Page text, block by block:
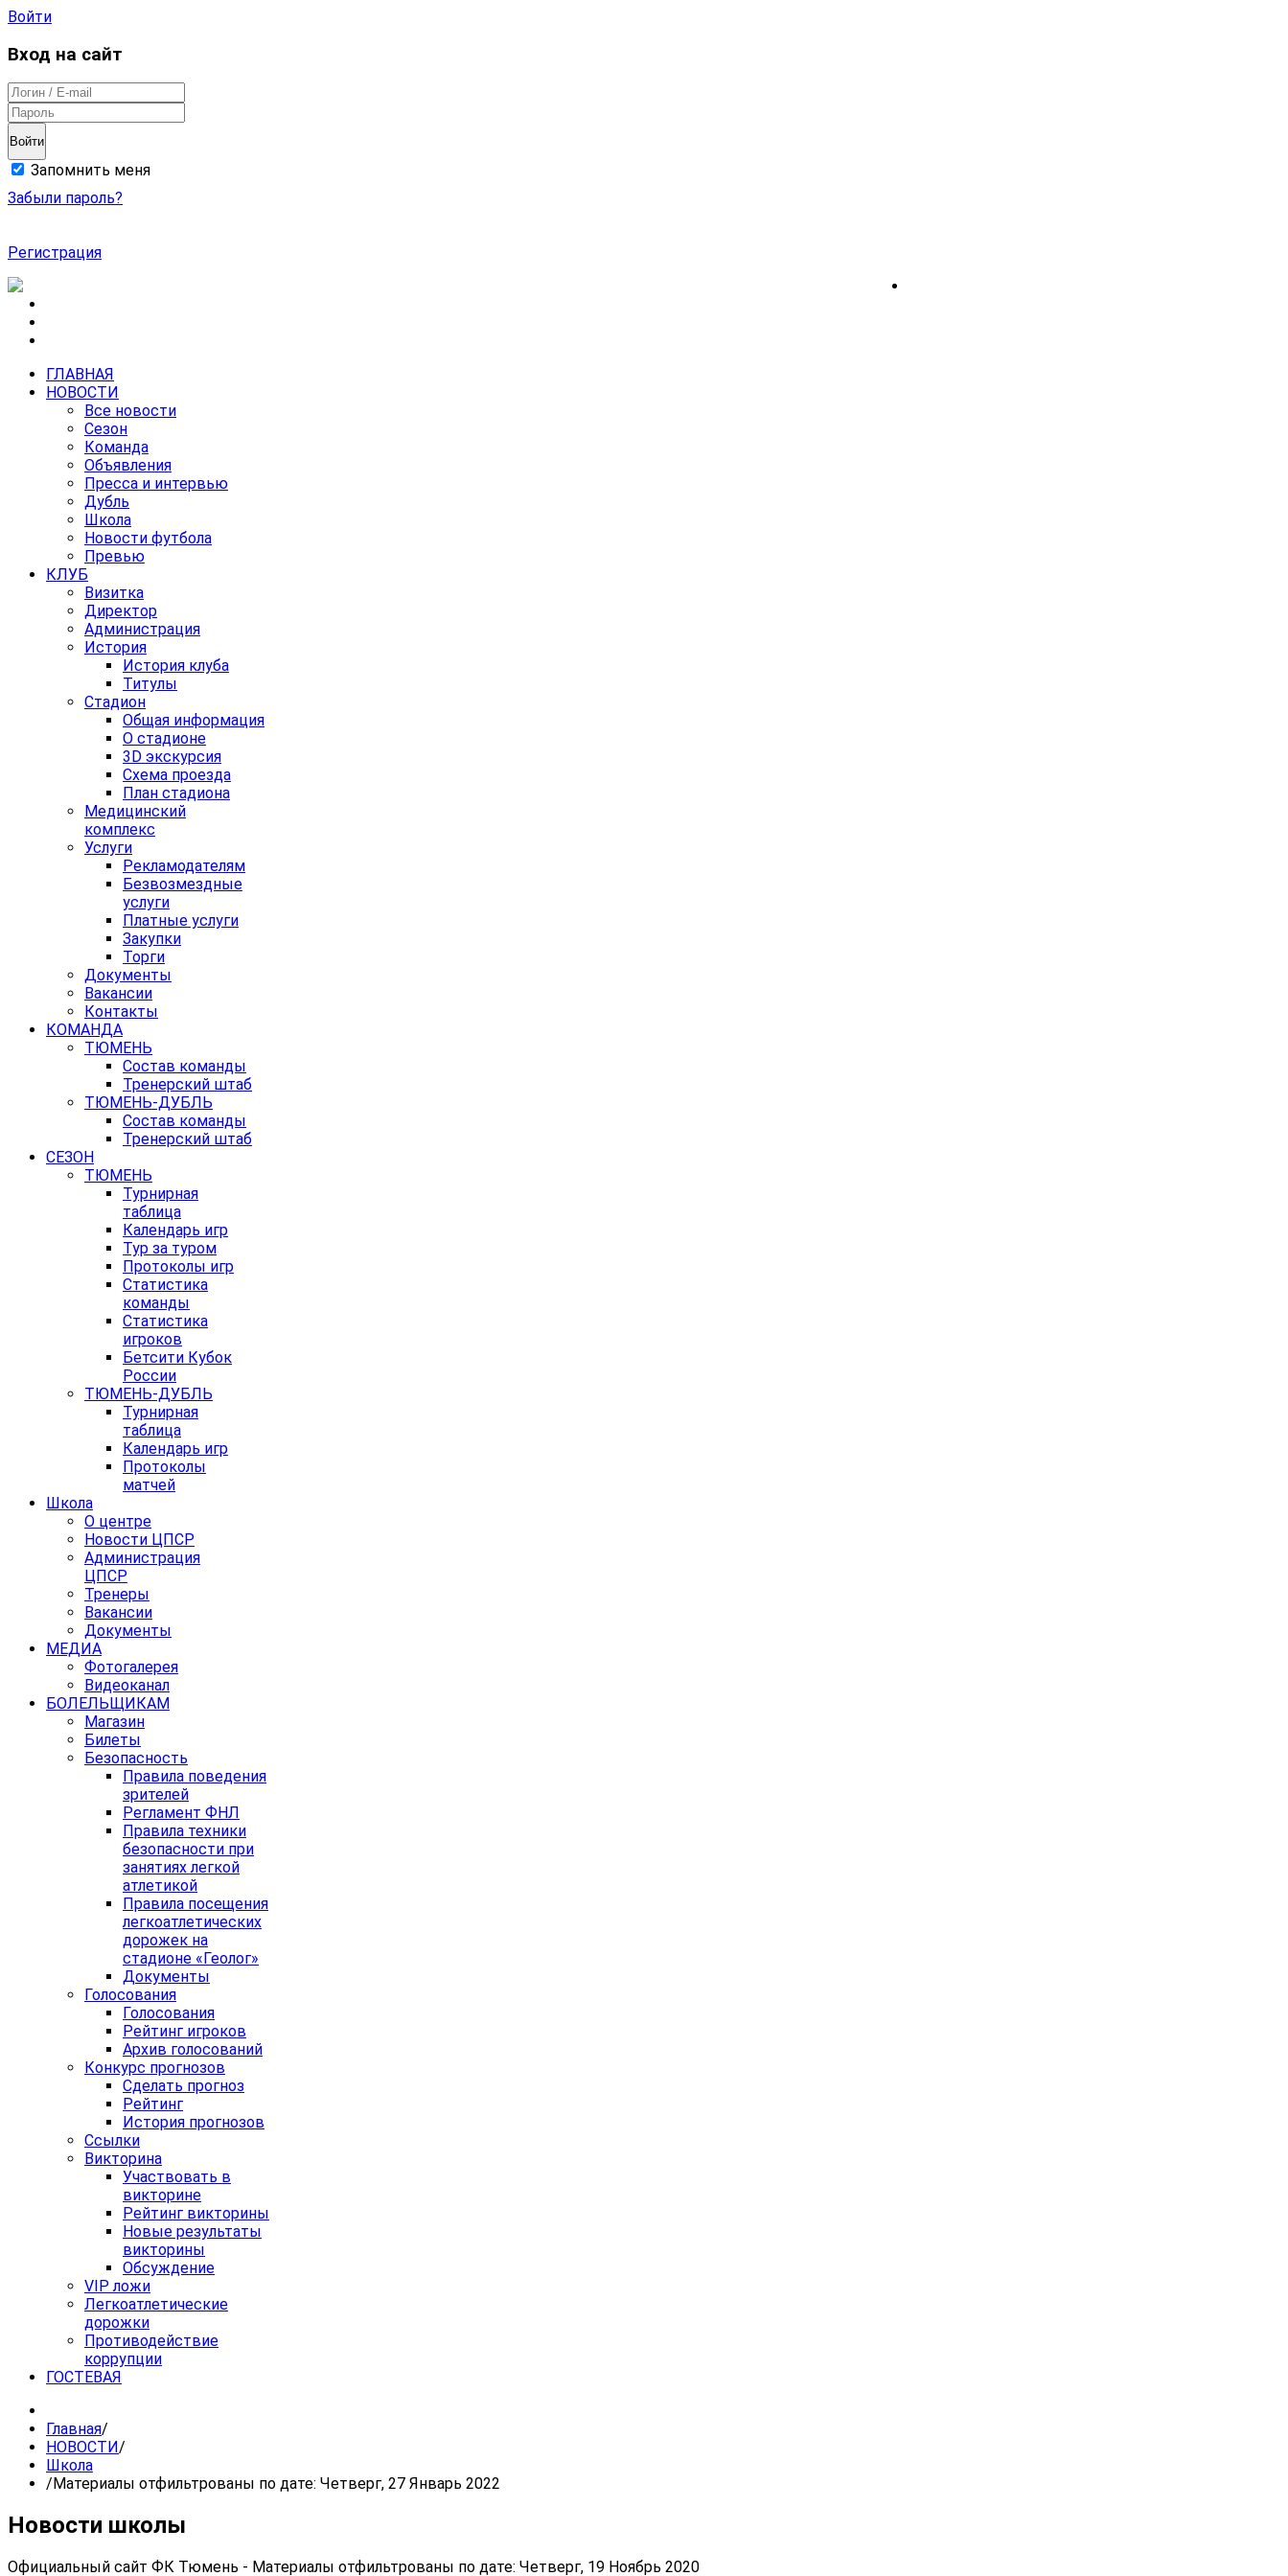
Войти
Вход на сайт
Войти
Запомнить меня
Забыли пароль?
Регистрация
ГЛАВНАЯ
НОВОСТИ
Все новости
Сезон
Команда
Объявления
Пресса и интервью
Дубль
Школа
Новости футбола
Превью
КЛУБ
Визитка
Директор
Администрация
История
История клуба
Титулы
Стадион
Общая информация
О стадионе
3D экскурсия
Схема проезда
План стадиона
Медицинский
комплекс
Услуги
Рекламодателям
Безвозмездные
услуги
Платные услуги
Закупки
Торги
Документы
Вакансии
Контакты
КОМАНДА
ТЮМЕНЬ
Состав команды
Тренерский штаб
ТЮМЕНЬ-ДУБЛЬ
Состав команды
Тренерский штаб
СЕЗОН
ТЮМЕНЬ
Турнирная
таблица
Календарь игр
Тур за туром
Протоколы игр
Статистика
команды
Статистика
игроков
Бетсити Кубок
России
ТЮМЕНЬ-ДУБЛЬ
Турнирная
таблица
Календарь игр
Протоколы
матчей
Школа
О центре
Новости ЦПСР
Администрация
ЦПСР
Тренеры
Вакансии
Документы
МЕДИА
Фотогалерея
Видеоканал
БОЛЕЛЬЩИКАМ
Магазин
Билеты
Безопасность
Правила поведения
зрителей
Регламент ФНЛ
Правила техники
безопасности при
занятиях легкой
атлетикой
Правила посещения
легкоатлетических
дорожек на
стадионе «Геолог»
Документы
Голосования
Голосования
Рейтинг игроков
Архив голосований
Конкурс прогнозов
Сделать прогноз
Рейтинг
История прогнозов
Ссылки
Викторина
Участвовать в
викторине
Рейтинг викторины
Новые результаты
викторины
Обсуждение
VIP ложи
Легкоатлетические
дорожки
Противодействие
коррупции
ГОСТЕВАЯ
Главная/
НОВОСТИ/
Школа
/ Материалы отфильтрованы по дате: Четверг, 27 Январь 2022
Новости школы
Официальный сайт ФК Тюмень - Материалы отфильтрованы по дате: Четверг, 19 Ноябрь 2020